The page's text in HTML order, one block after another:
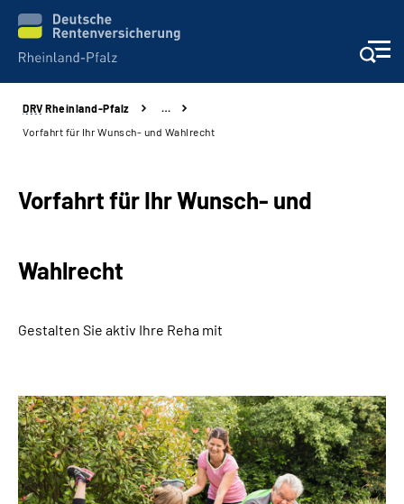
Unsere Leistungen
Karriere
Inhalte in Gebärdensprache (DGS)
Leichte Sprache
DRV Rheinland-Pfalz
…
Vorfahrt für Ihr Wunsch- und Wahlrecht
Vorfahrt für Ihr Wunsch- und
Wahlrecht
Gestalten Sie aktiv Ihre Reha mit